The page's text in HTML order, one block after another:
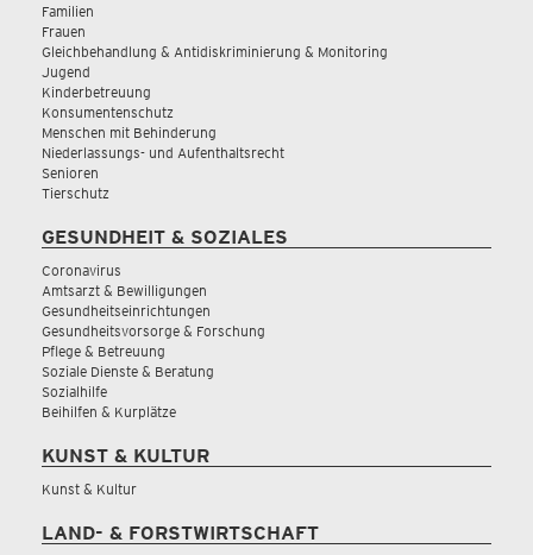
Familien
Frauen
Gleichbehandlung & Antidiskriminierung & Monitoring
Jugend
Kinderbetreuung
Konsumentenschutz
Menschen mit Behinderung
Niederlassungs- und Aufenthaltsrecht
Senioren
Tierschutz
GESUNDHEIT & SOZIALES
Coronavirus
Amtsarzt & Bewilligungen
Gesundheitseinrichtungen
Gesundheitsvorsorge & Forschung
Pflege & Betreuung
Soziale Dienste & Beratung
Sozialhilfe
Beihilfen & Kurplätze
KUNST & KULTUR
Kunst & Kultur
LAND- & FORSTWIRTSCHAFT